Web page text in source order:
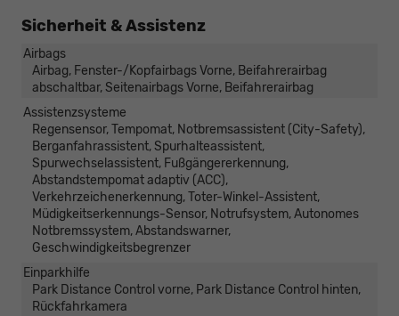
Sicherheit & Assistenz
Airbags
Airbag, Fenster-/Kopfairbags Vorne, Beifahrerairbag
abschaltbar, Seitenairbags Vorne, Beifahrerairbag
Assistenzsysteme
Regensensor, Tempomat, Notbremsassistent (City-Safety),
Berganfahrassistent, Spurhalteassistent,
Spurwechselassistent, Fußgängererkennung,
Abstandstempomat adaptiv (ACC),
Verkehrzeichenerkennung, Toter-Winkel-Assistent,
Müdigkeitserkennungs-Sensor, Notrufsystem, Autonomes
Notbremssystem, Abstandswarner,
Geschwindigkeitsbegrenzer
Einparkhilfe
Park Distance Control vorne, Park Distance Control hinten,
Rückfahrkamera